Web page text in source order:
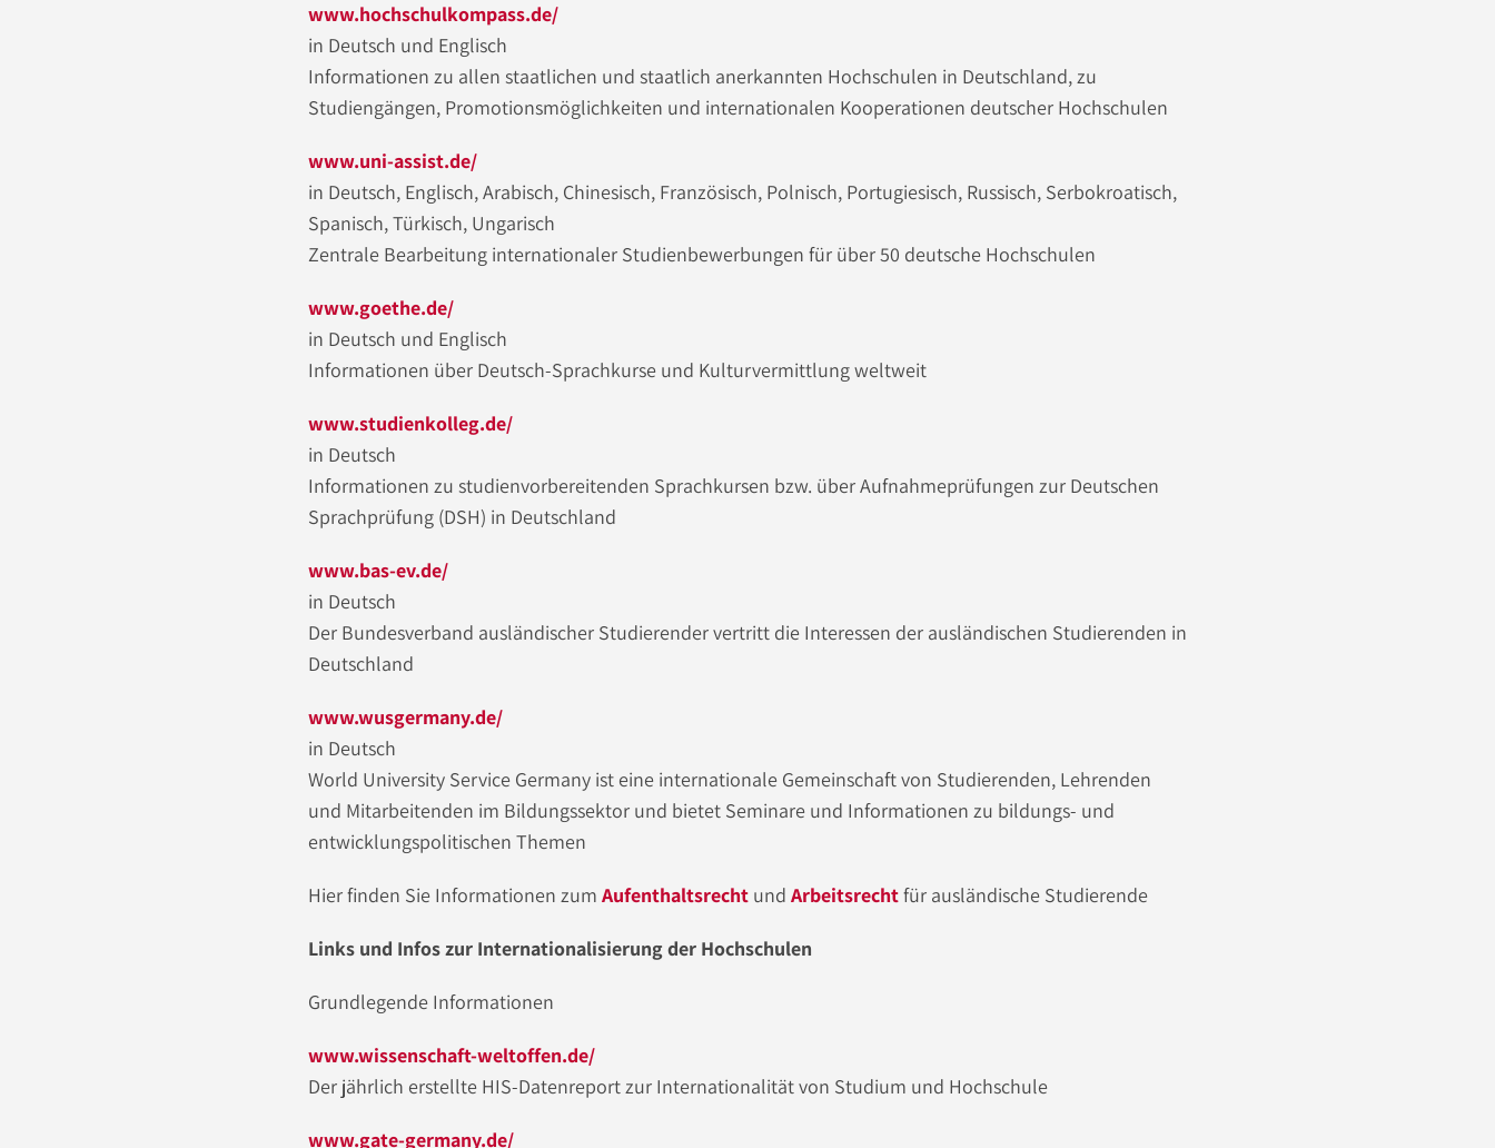
www.hochschulkompass.de/
in Deutsch und Englisch
Informationen zu allen staatlichen und staatlich anerkannten Hochschulen in Deutschland, zu
Studiengängen, Promotionsmöglichkeiten und internationalen Kooperationen deutscher Hochschulen
www.uni-assist.de/
in Deutsch, Englisch, Arabisch, Chinesisch, Französisch, Polnisch, Portugiesisch, Russisch, Serbokroatisch,
Spanisch, Türkisch, Ungarisch
Zentrale Bearbeitung internationaler Studienbewerbungen für über 50 deutsche Hochschulen
www.goethe.de/
in Deutsch und Englisch
Informationen über Deutsch-Sprachkurse und Kulturvermittlung weltweit
www.studienkolleg.de/
in Deutsch
Informationen zu studienvorbereitenden Sprachkursen bzw. über Aufnahmeprüfungen zur Deutschen
Sprachprüfung (DSH) in Deutschland
www.bas-ev.de/
in Deutsch
Der Bundesverband ausländischer Studierender vertritt die Interessen der ausländischen Studierenden in
Deutschland
www.wusgermany.de/
in Deutsch
World University Service Germany ist eine internationale Gemeinschaft von Studierenden, Lehrenden
und Mitarbeitenden im Bildungssektor und bietet Seminare und Informationen zu bildungs- und
entwicklungspolitischen Themen
Hier finden Sie Informationen zum Aufenthaltsrecht und Arbeitsrechtfür ausländische Studierende
Links und Infos zur Internationalisierung der Hochschulen
Grundlegende Informationen
www.wissenschaft-weltoffen.de/
Der jährlich erstellte HIS-Datenreport zur Internationalität von Studium und Hochschule
www.gate-germany.de/